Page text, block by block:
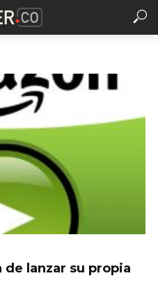
lanzar su propia